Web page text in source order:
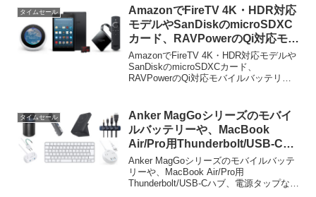
エレコムの電源タップなどが特選タイム
セールとなっています。
タイムセール
AmazonでFireTV 4K・HDR対応
モデルやSanDiskのmicroSDXC
カード、RAVPowerのQi対応モバ
イルバッテリーなどがタイムセー
ル中。
AmazonでFireTV 4K・HDR対応モデルや
SanDiskのmicroSDXCカード、
RAVPowerのQi対応モバイルバッテリー
タイムセール
Anker MagGoシリーズのモバイ
ルバッテリーや、MacBook
Air/Pro用Thunderbolt/USB-Cハ
ブ、電源タップなどがタイムセー
ル中。
Anker MagGoシリーズのモバイルバッテ
リーや、MacBook Air/Pro用
Thunderbolt/USB-Cハブ、電源タップなど